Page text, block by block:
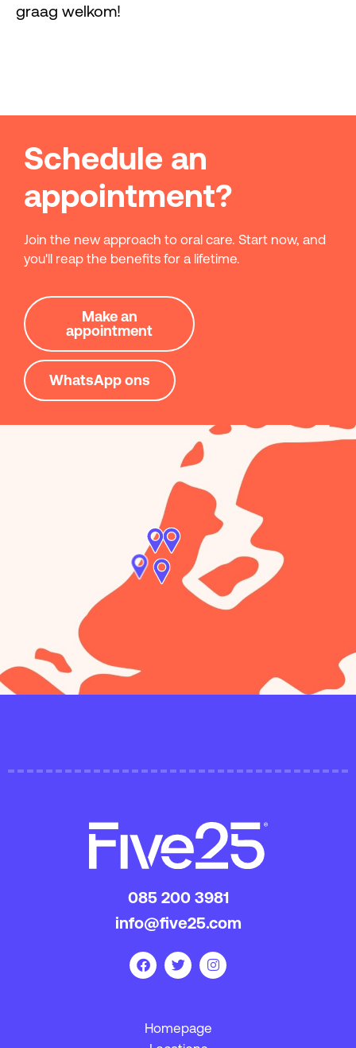
graag welkom!
Schedule an
appointment?
Join the new approach to oral care. Start now, and
you'll reap the benefits for a lifetime.
Make an
appointment
WhatsApp ons
085 200 3981
info@five25.com
Homepage